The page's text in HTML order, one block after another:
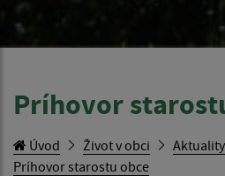
Príhovor
Úvod Život v obci
Aktuality
Príhovor starostu obce